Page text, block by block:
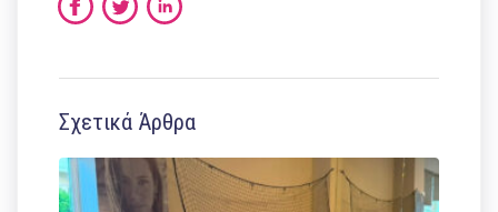
Σχετικά Άρθρα